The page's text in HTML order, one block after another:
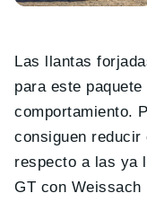
Las llantas
para este
comportamiento.
consiguen
respecto a las ya
GT con Weissach